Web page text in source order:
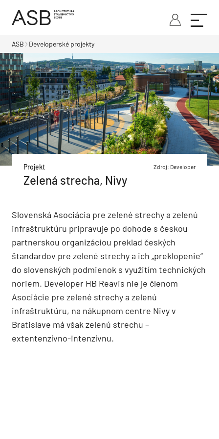
ASB Developerské projekty
Projekt Zdroj: Developer
Zelená strecha, Nivy
Slovenská Asociácia pre zelené strechy a zelenú
infraštruktúru pripravuje po dohode s českou
partnerskou organizáciou preklad českých
štandardov pre zelené strechy a ich „preklopenie“
do slovenských podmienok s využitím technických
noriem. Developer HB Reavis nie je členom
Asociácie pre zelené strechy a zelenú
infraštruktúru, na nákupnom centre Nivy v
Bratislave má však zelenú strechu –
extentenzívno-intenzívnu.